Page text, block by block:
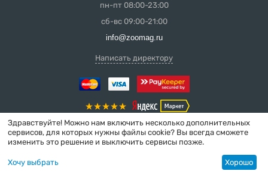
пн-пт 08:00-23:00
сб-вс 09:00-21:00
info@zoomag.ru
Написать директору
Интернет-магазин сделан в вебстудии
MakeShop.pro
Здравствуйте! Можно нам включить несколько дополнительных
сервисов, для которых нужны файлы cookie? Вы всегда сможете
изменить это решение и выключить сервисы позже.
Хочу выбрать Хорошо